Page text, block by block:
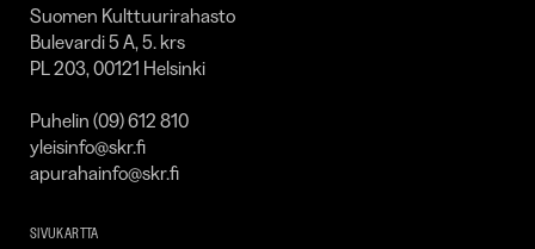
Suomen Kulttuurirahasto
Bulevardi 5 A, 5. krs
PL 203, 00121 Helsinki
Puhelin (09) 612 810
yleisinfo@skr.fi
apurahainfo@skr.fi
SIVUKARTTA